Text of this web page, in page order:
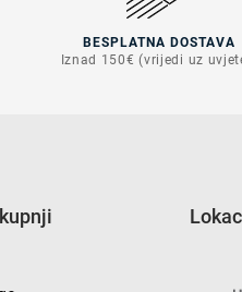
BESPLATNA DOSTAVA
Iznad 150€ (vrijedi uz